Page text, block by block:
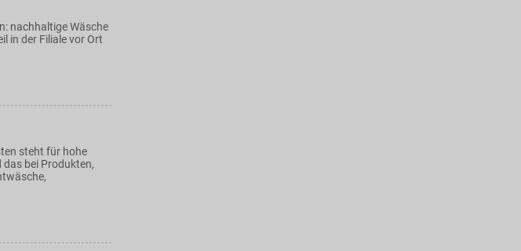
nachhaltige Wäsche
in der Filiale vor Ort
steht für hohe
bei Produkten,